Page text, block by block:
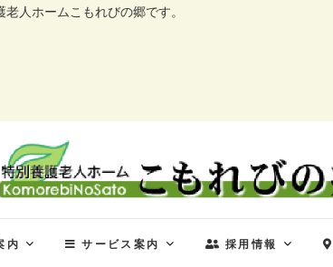
人ホームこもれびの郷です。
特別養護老人ホー
内 サービス案内 採用情報